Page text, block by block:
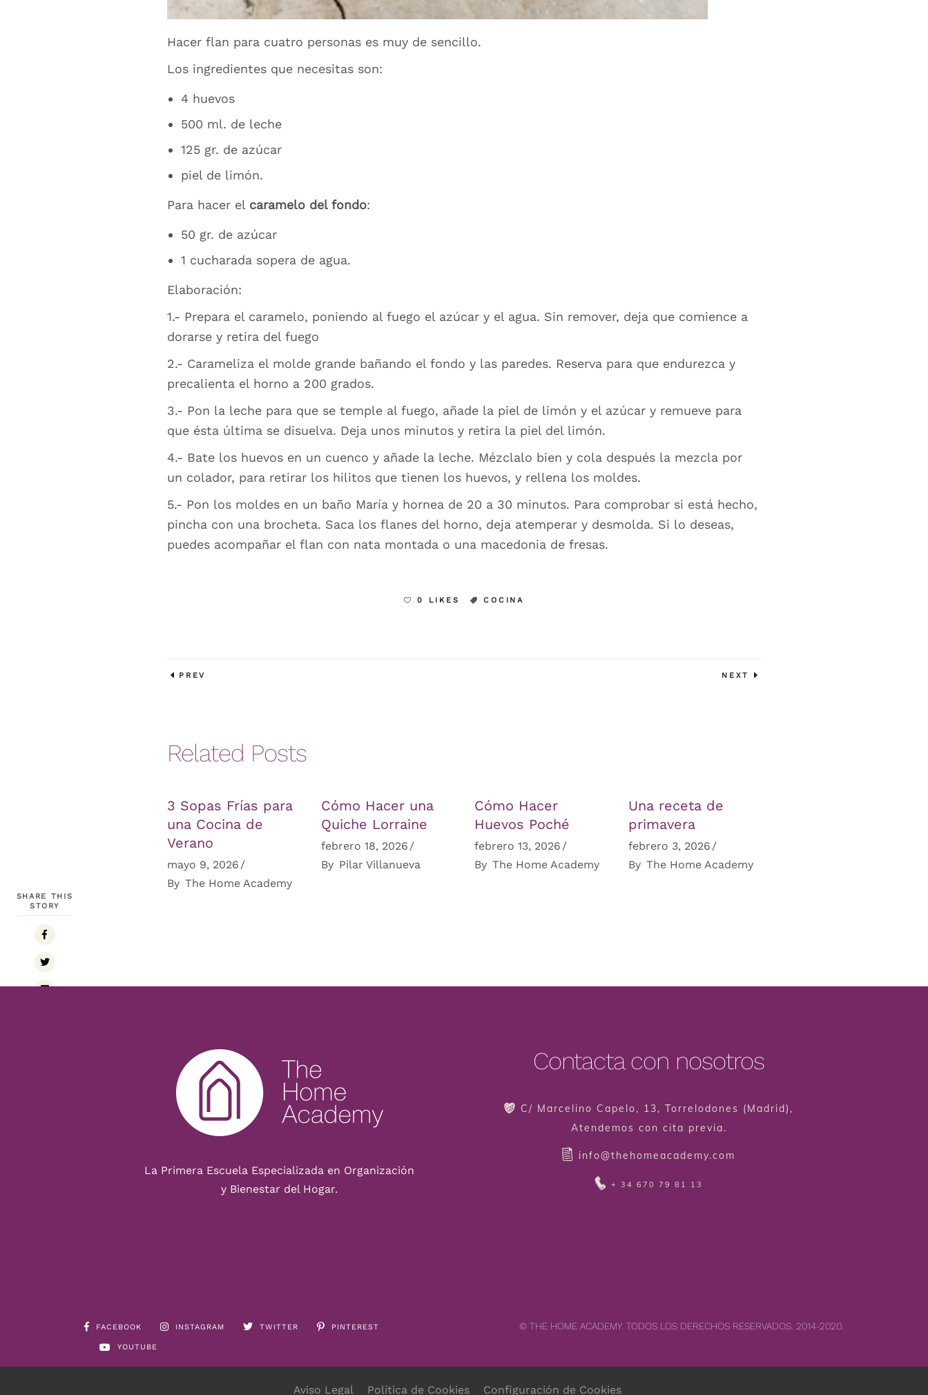
SHARE THIS
STORY
Hacer flan para cuatro personas es muy de sencillo.
Los ingredientes que necesitas son:
4 huevos
500 ml. de leche
125 gr. de azúcar
piel de limón.
Para hacer el caramelo del fondo:
50 gr. de azúcar
1 cucharada sopera de agua.
Elaboración:
1.- Prepara el caramelo, poniendo al fuego el azúcar y el agua. Sin remover, deja que comience a
dorarse y retira del fuego
2.- Carameliza el molde grande bañando el fondo y las paredes. Reserva para que endurezca y
precalienta el horno a 200 grados.
3.- Pon la leche para que se temple al fuego, añade la piel de limón y el azúcar y remueve para
que ésta última se disuelva. Deja unos minutos y retira la piel del limón.
4.- Bate los huevos en un cuenco y añade la leche. Mézclalo bien y cola después la mezcla por
un colador, para retirar los hilitos que tienen los huevos, y rellena los moldes.
5.- Pon los moldes en un baño María y hornea de 20 a 30 minutos. Para comprobar si está hecho,
pincha con una brocheta. Saca los flanes del horno, deja atemperar y desmolda. Si lo deseas,
puedes acompañar el flan con nata montada o una macedonia de fresas.
0 LIKES COCINA
PREV NEXT
Related Posts
3 Sopas Frías para
una Cocina de
Verano
mayo 9, 2026
By The Home Academy
Cómo Hacer una
Quiche Lorraine
febrero 18, 2026
By Pilar Villanueva
Cómo Hacer
Huevos Poché
febrero 13, 2026
By The Home Academy
Una receta de
primavera
febrero 3, 2026
By The Home Academy
La Primera Escuela Especializada en Organización
y Bienestar del Hogar.
Contacta con nosotros
C/ Marcelino Capelo, 13, Torrelodones (Madrid),
Atendemos con cita previa.
info@thehomeacademy.com
+ 34 670 79 81 13
FACEBOOK INSTAGRAM TWITTER PINTEREST
YOUTUBE
© THE HOME ACADEMY. TODOS LOS DERECHOS RESERVADOS. 2014-2020.
Aviso Legal Política de Cookies Configuración de Cookies